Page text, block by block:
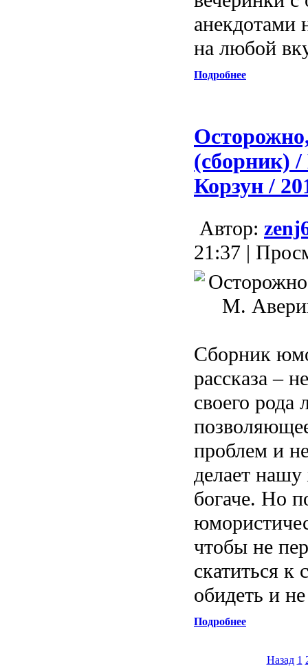
анекдотами
на любой
Подробнее
(сборник)
Корзун /
Aвтор:
21:37 |
Сборник
рассказа –
своего рода
проблем и
делает
богаче. Но
чтобы не
скатиться к
обидеть и
Подробнее
Назад 1